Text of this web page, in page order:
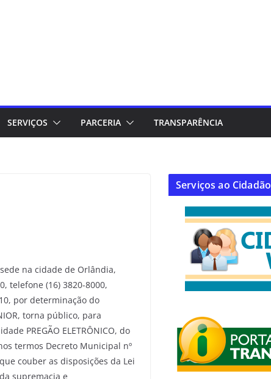
SERVIÇOS PARCERIA TRANSPARÊNCIA
na cidade de Orlândia,
telefone (16) 3820-8000,
por determinação do
torna público, para
PREGÃO ELETRÔNICO, do
termos Decreto Municipal nº
couber as disposições da Lei
supremacia e
Serviços ao Cidadão